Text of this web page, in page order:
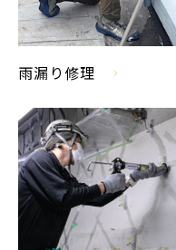
雨漏り修理